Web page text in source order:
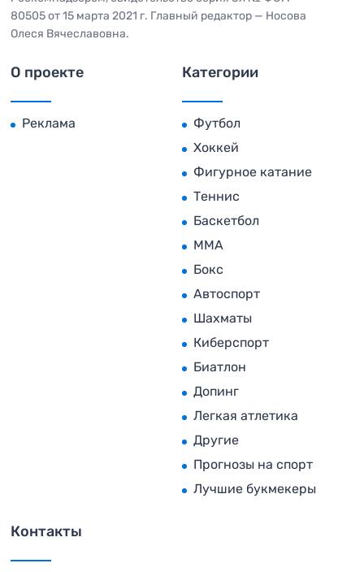
80505 от 15 марта 2021 г. Главный редактор — Носова
Олеся Вячеславовна.
О проекте
Реклама
Категории
Футбол
Хоккей
Фигурное катание
Теннис
Баскетбол
MMA
Бокс
Автоспорт
Шахматы
Киберспорт
Биатлон
Допинг
Легкая атлетика
Другие
Прогнозы на спорт
Лучшие букмекеры
Контакты